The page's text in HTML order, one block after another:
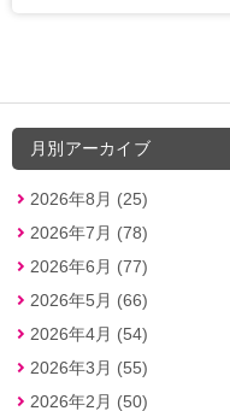
月別アーカイブ
2026年8月 (25)
2026年7月 (78)
2026年6月 (77)
2026年5月 (66)
2026年4月 (54)
2026年3月 (55)
2026年2月 (50)